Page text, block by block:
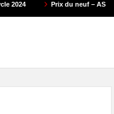
Prix du neuf – AS Motors 2024